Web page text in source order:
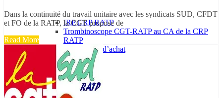
IRP CRP RATP
Trombinoscope CGT-RATP au CA de la CRP
RATP
Salaires – Pouvoir d’achat
Santé au travail
Service Public
Autres thèmes
Vidéos
Contact
Dans la continuité du travail unitaire avec les syndicats SUD, CFDT
et FO de la RATP, la CGT propose de
Read More